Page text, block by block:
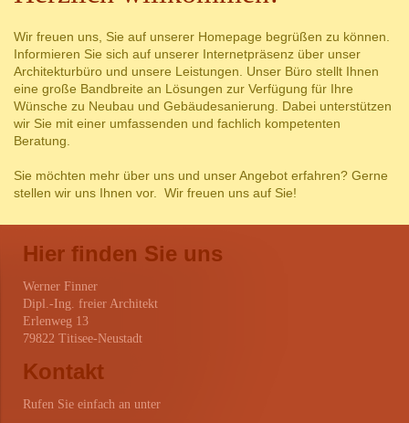
Wir freuen uns, Sie auf unserer Homepage begrüßen zu können.
Informieren Sie sich auf unserer Internetpräsenz über unser
Architekturbüro und unsere Leistungen. Unser Büro stellt Ihnen
eine große Bandbreite an Lösungen zur Verfügung für Ihre
Wünsche zu Neubau und Gebäudesanierung. Dabei unterstützen
wir Sie mit einer umfassenden und fachlich kompetenten
Beratung.
Sie möchten mehr über uns und unser Angebot erfahren? Gerne
stellen wir uns Ihnen vor. Wir freuen uns auf Sie!
Hier finden Sie uns
Werner Finner
Dipl.-Ing. freier Architekt
Erlenweg 13
79822 Titisee-Neustadt
Kontakt
Rufen Sie einfach an unter